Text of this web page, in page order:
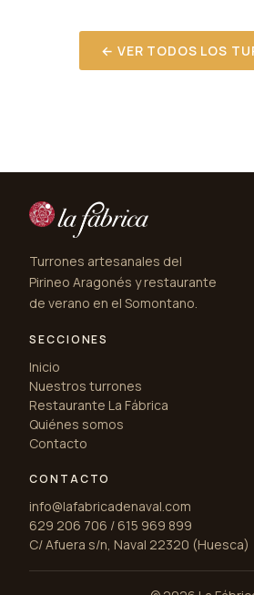
← VER TODOS LOS
Turrones artesanales del
Pirineo Aragonés y restaurante
de verano en el Somontano.
SECCIONES
Inicio
Nuestros turrones
Restaurante La Fábrica
Quiénes somos
Contacto
CONTACTO
info@lafabricadenaval.com
629 206 706 / 615 969 899
C/ Afuera s/n, Naval 22320 (Huesca)